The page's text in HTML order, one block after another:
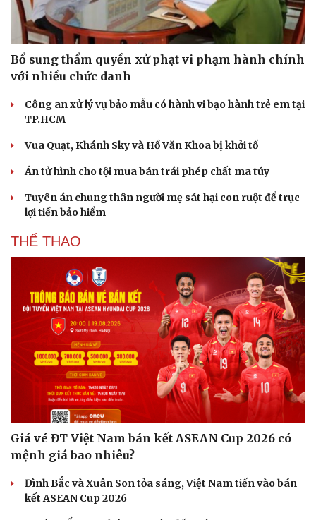
Sức khỏe
Cây thuốc
Sản phụ khoa
Nhi khoa
Làm đẹp - giảm cân
Ăn sạch sống khỏe
Blog
Bổ sung thẩm quyền xử phạt vi phạm hành chính
với nhiều chức danh
Công an xử lý vụ bảo mẫu có hành vi bạo hành trẻ em tại
TP.HCM
Vua Quạt, Khánh Sky và Hồ Văn Khoa bị khởi tố
Án tử hình cho tội mua bán trái phép chất ma túy
Tuyên án chung thân người mẹ sát hại con ruột để trục
lợi tiền bảo hiểm
THỂ THAO
Giá vé ĐT Việt Nam bán kết ASEAN Cup 2026 có
mệnh giá bao nhiêu?
Đình Bắc và Xuân Son tỏa sáng, Việt Nam tiến vào bán
kết ASEAN Cup 2026